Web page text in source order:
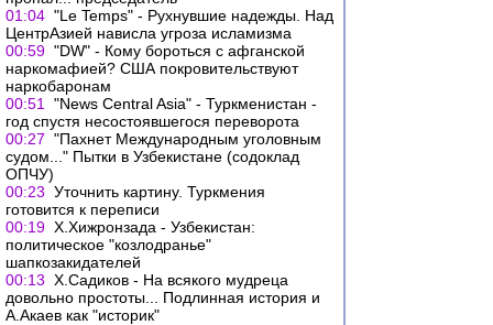
01:04 "Le Temps" - Рухнувшие надежды. Над
ЦентрАзией нависла угроза исламизма
00:59 "DW" - Кому бороться с афганской
наркомафией? США покровительствуют
наркобаронам
00:51
"News Central Asia" - Туркменистан -
год спустя несостоявшегося переворота
00:27 "Пахнет Международным уголовным
судом..." Пытки в Узбекистане (содоклад
ОПЧУ)
00:23 Уточнить картину. Туркмения
готовится к переписи
00:19 Х.Хижронзада - Узбекистан:
политическое "козлодранье"
шапкозакидателей
00:13 Х.Садиков - На всякого мудреца
довольно простоты... Подлинная история и
А.Акаев как "историк"